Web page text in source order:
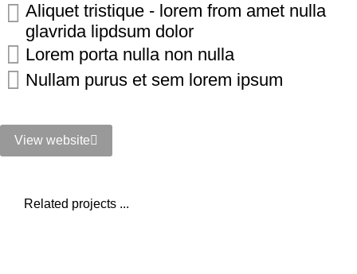
Aliquet tristique - lorem from amet nulla
glavrida lipdsum dolor
Lorem porta nulla non nulla
Nullam purus et sem lorem ipsum
View website
Related projects ...